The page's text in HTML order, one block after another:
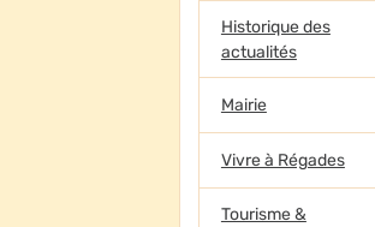
Historique des
actualités
Mairie
Vivre à Régades
Tourisme &